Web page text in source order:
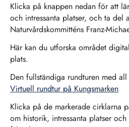
Klicka på knappen nedan för att
och intressanta platser, och ta del
Naturvårdskommitténs Franz-
Här kan du utforska området
plats.
Den fullständiga rundturen med
Virtuell rundtur på Kungsmarken
Klicka på de markerade cirklarna
om historik, intressanta platser